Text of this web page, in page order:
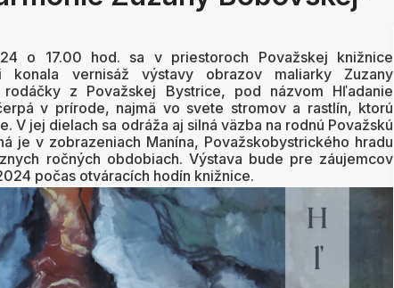
o 17.00 hod. sa v priestoroch Považskej knižnice
konala vernisáž výstavy obrazov maliarky Zuzany
rodáčky z Považskej Bystrice, pod názvom Hľadanie
v prírode, najmä vo svete stromov a rastlín, ktorú
V jej dielach sa odráža aj silná väzba na rodnú Považskú
je v zobrazeniach Manína, Považskobystrického hradu
ročných obdobiach. Výstava bude pre záujemcov
počas otváracích hodín knižnice.